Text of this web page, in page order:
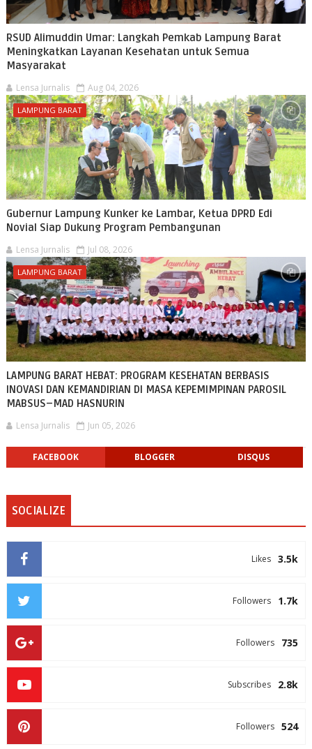
RSUD Alimuddin Umar: Langkah Pemkab Lampung Barat
Meningkatkan Layanan Kesehatan untuk Semua
Masyarakat
Lensa Jurnalis Aug 04, 2026
LAMPUNG BARAT
Gubernur Lampung Kunker ke Lambar, Ketua DPRD Edi
Novial Siap Dukung Program Pembangunan
Lensa Jurnalis Jul 08, 2026
LAMPUNG BARAT
LAMPUNG BARAT HEBAT: PROGRAM KESEHATAN BERBASIS
INOVASI DAN KEMANDIRIAN DI MASA KEPEMIMPINAN PAROSIL
MABSUS–MAD HASNURIN
Lensa Jurnalis Jun 05, 2026
FACEBOOK BLOGGER DISQUS
SOCIALIZE
3.5k
Likes
1.7k
Followers
735
Followers
2.8k
Subscribes
524
Followers